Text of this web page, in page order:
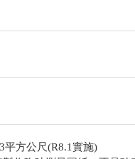
平方公尺(R8.1實施)